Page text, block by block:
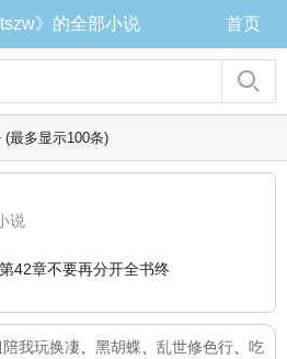
》的全部小说 首页
(最多显示100条)
说
第42章不要再分开全书终
陪我玩换凄 黑胡蝶 乱世修色行
吃